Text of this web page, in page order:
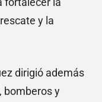
y la
dirigió además
bomberos y